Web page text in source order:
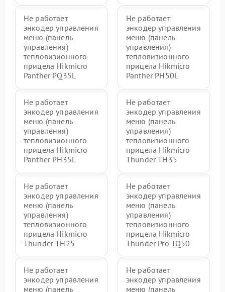
Не работает
энкодер управления
меню (панель
управления)
тепловизионного
прицела Hikmicro
Panther PQ35L
Не работает
энкодер управления
меню (панель
управления)
тепловизионного
прицела Hikmicro
Panther PH50L
Не работает
энкодер управления
меню (панель
управления)
тепловизионного
прицела Hikmicro
Panther PH35L
Не работает
энкодер управления
меню (панель
управления)
тепловизионного
прицела Hikmicro
Thunder TH35
Не работает
энкодер управления
меню (панель
управления)
тепловизионного
прицела Hikmicro
Thunder TH25
Не работает
энкодер управления
меню (панель
управления)
тепловизионного
прицела Hikmicro
Thunder Pro TQ50
Не работает
энкодер управления
меню (панель
Не работает
энкодер управления
меню (панель